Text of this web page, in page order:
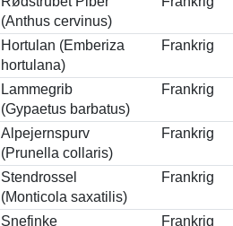
(Anthus cervinus)
Hortulan (Emberiza
hortulana)
Frankrig
Lammegrib
(Gypaetus barbatus)
Frankrig
Alpejernspurv
(Prunella collaris)
Frankrig
Stendrossel
(Monticola saxatilis)
Frankrig
Snefinke
Frankrig